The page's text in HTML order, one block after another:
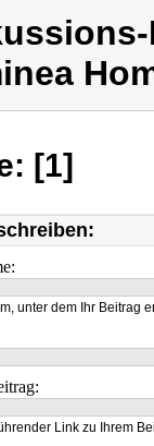
[1]
unter dem Ihr Beitrag
Link zu Ihrem